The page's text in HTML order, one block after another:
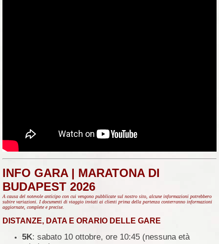
INFO GARA | MARATONA DI
BUDAPEST 2026
A causa del notevole anticipo con cui vengono pubblicate sul nostro sito, alcune informazioni potrebbero
subire variazioni. I documenti di viaggio inviati ai clienti prima della partenza conterranno informazioni
aggiornate, complete e precise.
DISTANZE, DATA E ORARIO DELLE GARE
5K: sabato 10 ottobre, ore 10:45 (nessuna età